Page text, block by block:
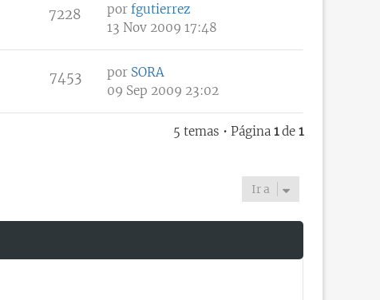
7228 por fgutierrez
13 Nov 2009 17:48
7453 por SORA
09 Sep 2009 23:02
5 temas • Página 1de 1
Ir a